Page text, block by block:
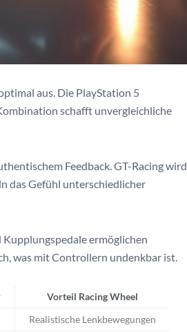
aus. Die PlayStation 5
schafft unvergleichliche
Feedback. GT-Racing wird
das Gefühl unterschiedlicher
Kupplungspedale ermöglichen
was mit Controllern undenkbar ist.
Vorteil Racing Wheel
Realistische Lenkbewegungen